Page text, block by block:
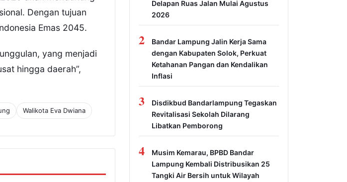
Dengan tujuan
Emas 2045.
yang menjadi
hingga daerah”,
Walikota Eva Dwiana
Delapan Ruas Jalan Mulai Agustus
2026
2
Bandar Lampung Jalin Kerja Sama
dengan Kabupaten Solok, Perkuat
Ketahanan Pangan dan Kendalikan
Inflasi
3
Disdikbud Bandarlampung Tegaskan
Revitalisasi Sekolah Dilarang
Libatkan Pemborong
4
Musim Kemarau, BPBD Bandar
Lampung Kembali Distribusikan 25
Tangki Air Bersih untuk Wilayah